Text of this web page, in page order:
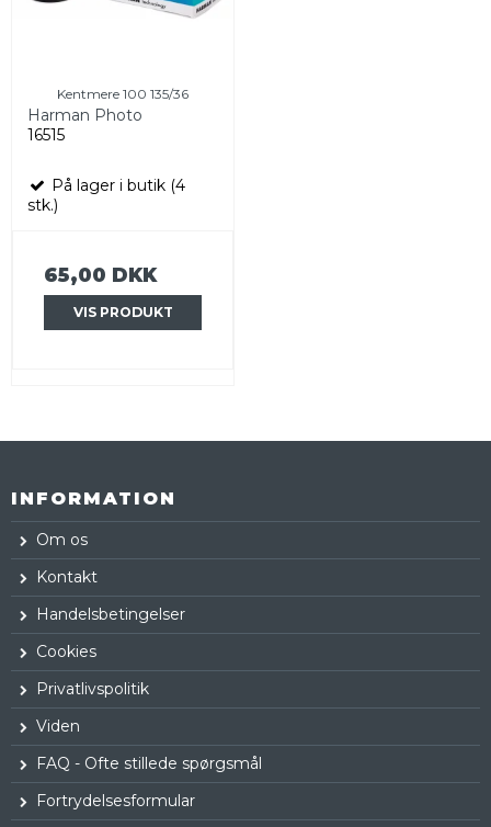
Kentmere 100 135/36
Harman Photo
16515
På lager i butik (4
stk.)
65,00 DKK
VIS PRODUKT
INFORMATION
Om os
Kontakt
Handelsbetingelser
Cookies
Privatlivspolitik
Viden
FAQ - Ofte stillede spørgsmål
Fortrydelsesformular